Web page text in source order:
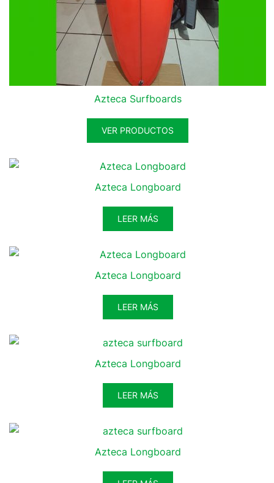
Azteca Surfboards
VER PRODUCTOS
Azteca Longboard
LEER MÁS
Azteca Longboard
LEER MÁS
Azteca Longboard
LEER MÁS
Azteca Longboard